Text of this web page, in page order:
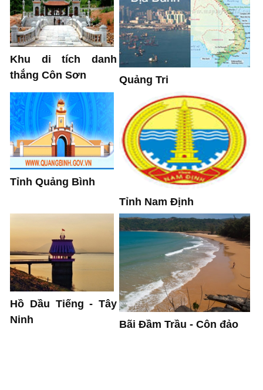
Khu di tích danh
thắng Côn Sơn
Quảng Tri
Tỉnh Quảng Bình
Tỉnh Nam Định
Hồ Dầu Tiếng - Tây
Ninh
Bãi Đầm Trầu - Côn đảo